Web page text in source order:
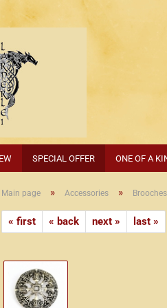
SPECIAL OFFER ONE OF A
Main page » Accessories » Brooches
« first « back next » last »